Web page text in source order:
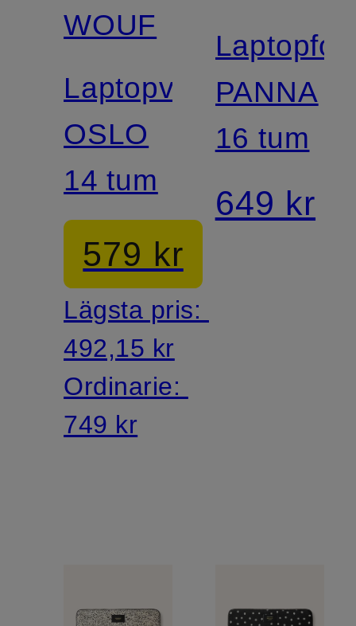
WOUF
Laptopväska
OSLO
14 tum
579 kr
Lägsta pris:
492,15 kr
Ordinarie:
749 kr
PANNA
16 tum
649 kr